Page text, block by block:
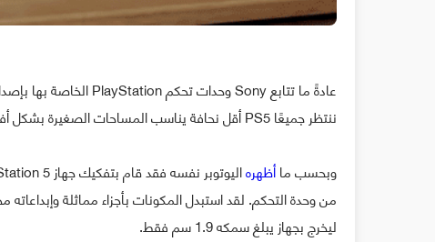
ننتظر جميعًا PS5 أقل نحافة يناسب المساحات الصغيرة بشكل أفضل ، قام مستخدم YouTube يسمى DIY Perks ببناء واحد لنفسه
وبحسب ماأظهره
من وحدة التحكم. لقد استبدل المكونات بأجزاء مماثلة
ليخرج بجهاز يبلغ سمكه 1.9 سم فقط.